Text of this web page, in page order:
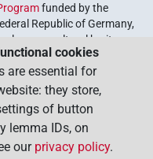
funded by the
Republic of Germany,
our cultural heritage.
of the German Academies
cookies
are essential for
they store,
of button
lemma IDs, on
our privacy policy.